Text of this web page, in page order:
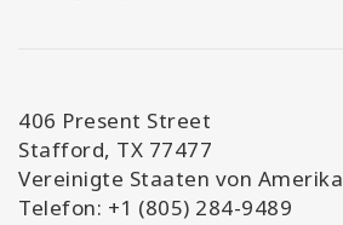
406 Present Street
Stafford, TX 77477
Vereinigte Staaten von Amerika
Telefon: +1 (805) 284-9489